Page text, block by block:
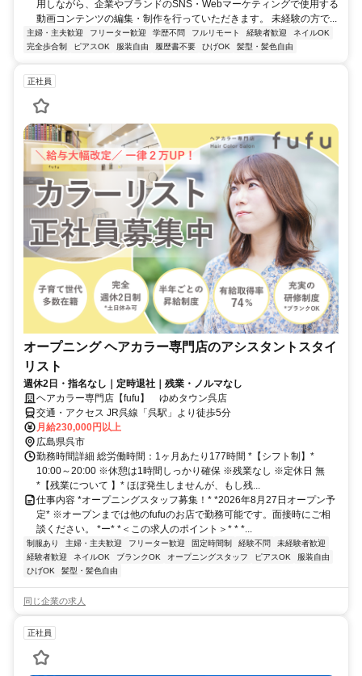
用しながら、企業やブランドのSNS・Webマーケティングで使用する
動画コンテンツの編集・制作を行っていただきます。 未経験の方で...
主婦・主夫歓迎 フリーター歓迎 学歴不問 フルリモート 経験者歓迎
ネイルOK
完全歩合制
ピアスOK 服装自由 履歴書不要 ひげOK 髪型・髪色自由
正社員
オープニング ヘアカラー専門店のアシスタントスタイ
リスト
週休2日・指名なし｜定時退社｜残業・ノルマなし
ヘアカラー専門店【fufu】 ゆめタウン呉店
交通・アクセス JR呉線「呉駅」より徒歩5分
月給230,000円以上
広島県呉市
勤務時間詳細 総労働時間：1ヶ月あたり177時間 *【シフト制】*
10:00～20:00 ※休憩は1時間しっかり確保 ※残業なし ※定休日 無
*【残業について 】* ほぼ発生しませんが、もし残...
仕事内容 *オープニングスタッフ募集！* *2026年8月27日オープン予
定* ※オープンまでは他のfufuのお店で勤務可能です。面接時にご相
談ください。 *ー* *＜この求人のポイント＞* * *...
制服あり 主婦・主夫歓迎 フリーター歓迎 固定時間制 経験不問
未経験者歓迎
経験者歓迎
ネイルOK ブランクOK オープニングスタッフ ピアスOK
服装自由
ひげOK
髪型・髪色自由
同じ企業の求人
正社員